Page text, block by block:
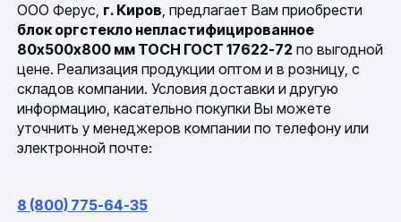
ООО Ферус, г. Киров, предлагает Вам приобрести
блок оргстекло непластифицированное
80х500х800 мм ТОСН ГОСТ 17622-72 по выгодной
цене. Реализация продукции оптом и в розницу, с
складов компании. Условия доставки и другую
информацию, касательно покупки Вы можете
уточнить у менеджеров компании по телефону или
электронной почте:
8 (800) 775-64-35